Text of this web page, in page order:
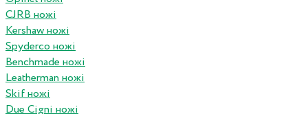
CJRB ножі
Kershaw ножі
Spyderco ножі
Benchmade ножі
Leatherman ножі
Skif ножі
Due Cigni ножі